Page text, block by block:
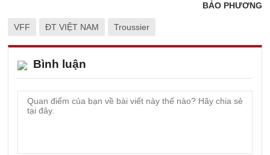
BẢO PHƯƠNG
VFF ĐT VIỆT NAM Troussier
Bình luận